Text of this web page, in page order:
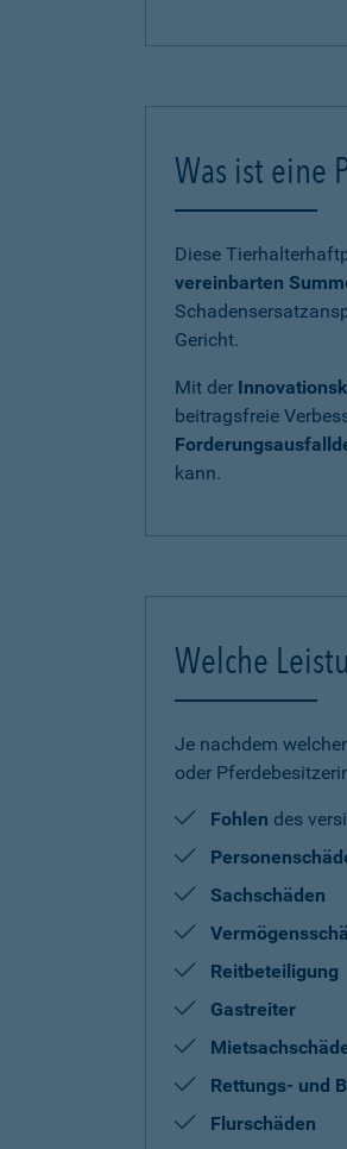
Was ist eine
Diese
vereinbarten
Gericht.
Mit der
beitragsfreie
kann.
Welche
Je nachdem
oder
Fohlen des
Sachschäden
Reitbeteiligung
Gastreiter
Rettungs- und
Flurschäden